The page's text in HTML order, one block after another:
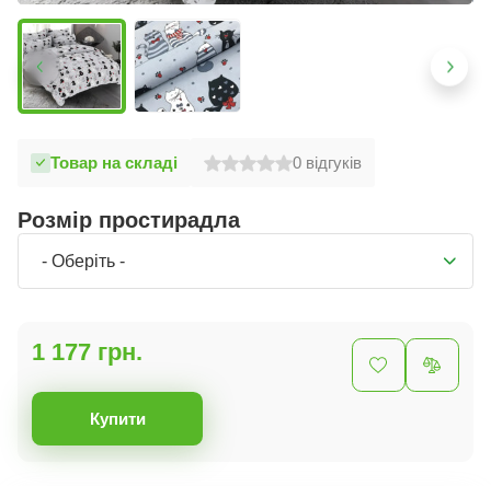
Товар на складі 0 відгуків
Розмір простирадла
- Оберіть -
1 177 грн.
Купити